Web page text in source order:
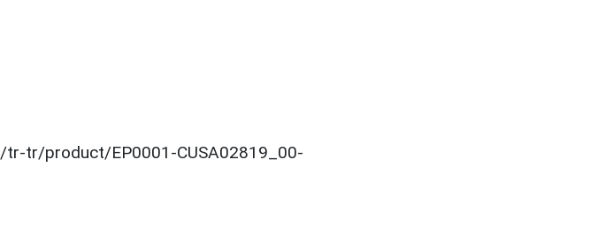
tr/product/EP0001-CUSA02819_00-